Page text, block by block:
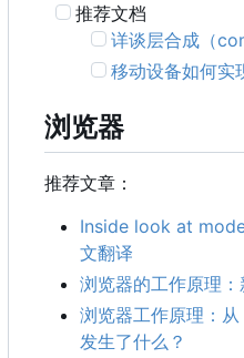
推荐文档
详谈层合成 （
移动设备如何实
浏览器
推荐文章：
Inside look at
文翻译
浏览器的工作原理
浏览器工作原理：
发生了什么？